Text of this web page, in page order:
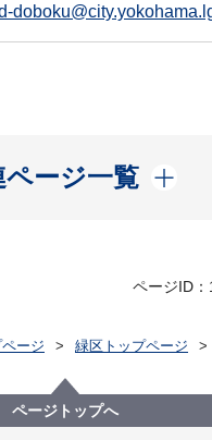
ページ一覧
開く
ページID
ージ
緑区トップページ
緑土木事務所
園(地域別・50音順)
ページトップへ